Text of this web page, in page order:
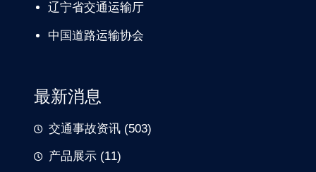
辽宁省交通运输厅
中国道路运输协会
最新消息
交通事故资讯 (503)
产品展示 (11)